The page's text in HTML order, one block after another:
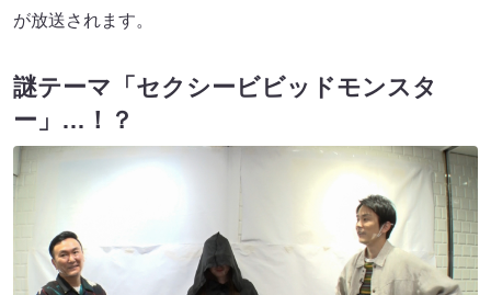
が放送されます。
謎テーマ「セクシービビッドモンスタ
ー」…！？